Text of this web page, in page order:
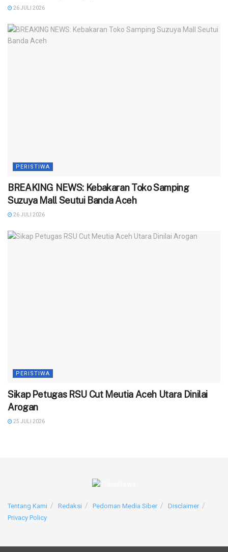
26 JULI 2026
PERISTIWA
BREAKING NEWS: Kebakaran Toko Samping
Suzuya Mall Seutui Banda Aceh
26 JULI 2026
PERISTIWA
‎Sikap Petugas RSU Cut Meutia Aceh Utara Dinilai
Arogan
25 JULI 2026
Tentang Kami Redaksi Pedoman Media Siber
Disclaimer
Privacy Policy